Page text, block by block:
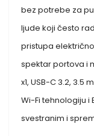
bez potrebe za
ljude koji često
pristupa
spektar portova i
x1, USB-C 3.2, 3.5
Wi-Fi tehnologiju i
svestranim i